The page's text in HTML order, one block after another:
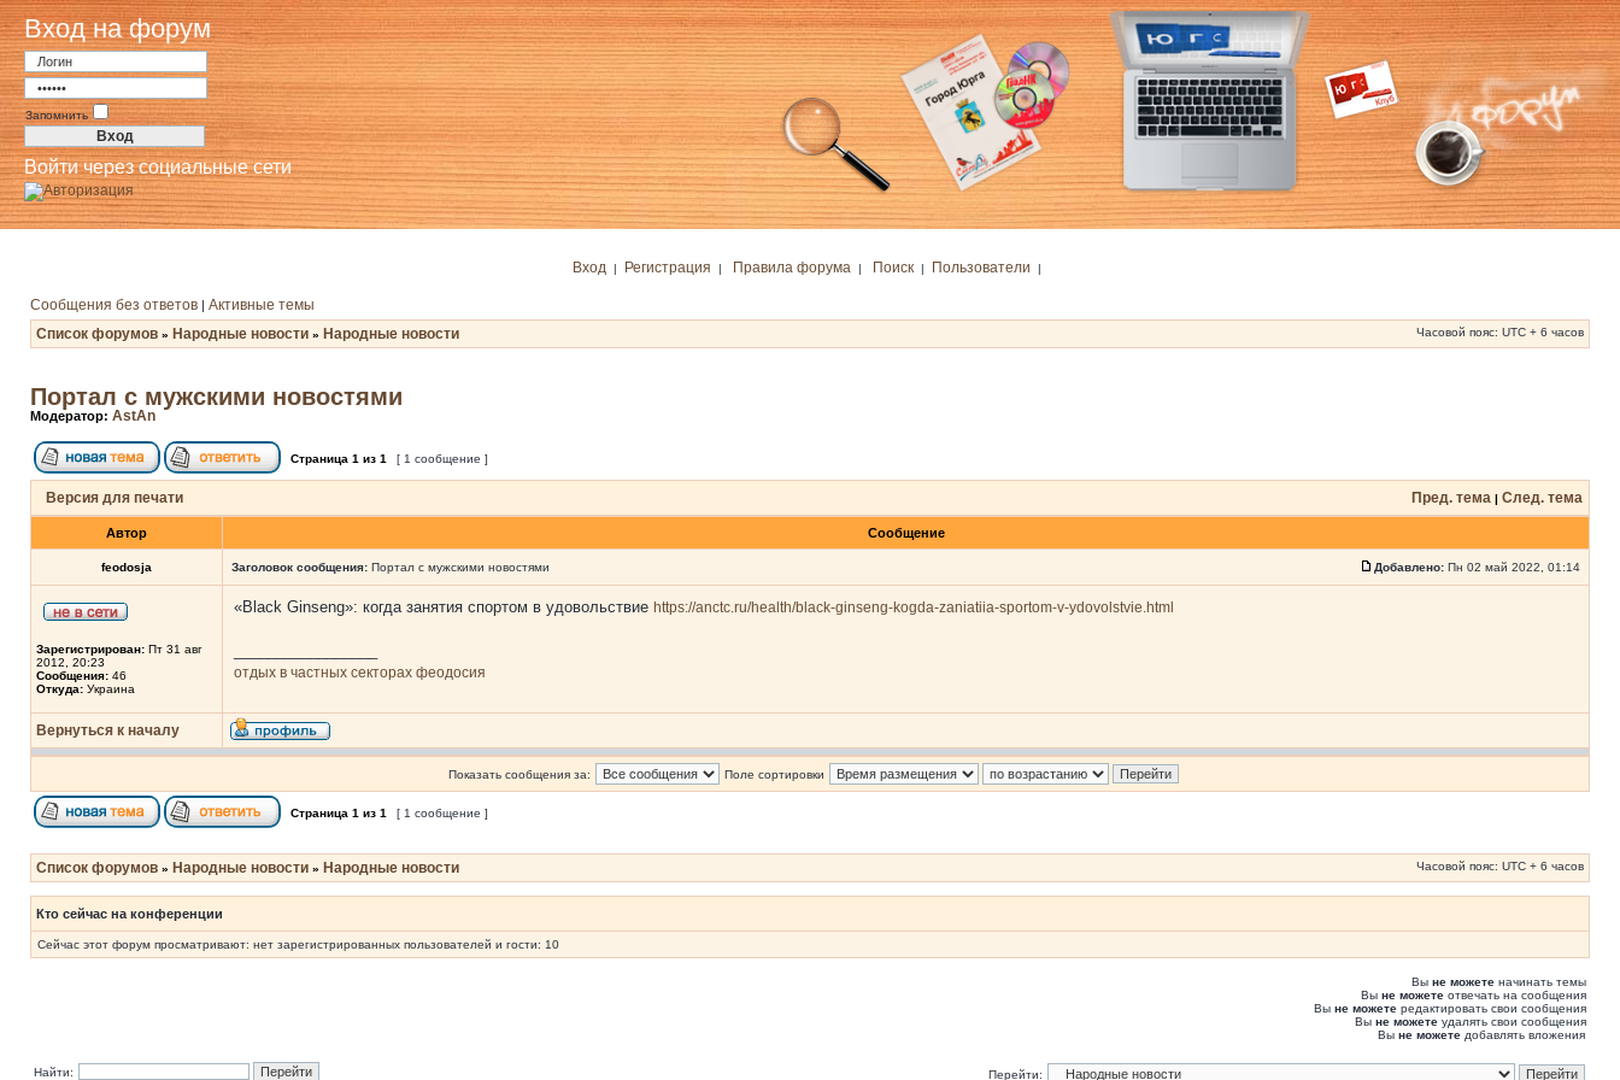
Вход на форум
Запомнить
Войти через социальные сети
Вход | Регистрация | Правила форума | Поиск| Пользователи |
Сообщения без ответов | Активные темы
Список форумов » Народные новости » Народные новости Часовой пояс: UTC + 6 часов
Портал с мужскими новостями
Модератор: AstAn
Страница 1 из 1 [ 1 сообщение ]
Версия для печати Пред. тема | След. тема
Автор Сообщение
feodosja Заголовок сообщения: Портал с мужскими новостями Добавлено: Пн 02 май 2022, 01:14
Зарегистрирован: Пт 31 авг
2012, 20:23
Сообщения: 46
Откуда: Украина
«Black Ginseng»: когда занятия спортом в удовольствие https://anctc.ru/health/black-ginseng-kogda-zaniatiia-sportom-v-ydovolstvie.html
отдых в частных секторах феодосия
Вернуться к началу
Показать сообщения за: Поле сортировки
Страница 1 из 1 [ 1 сообщение ]
Список форумов » Народные новости » Народные новости Часовой пояс: UTC + 6 часов
Кто сейчас на конференции
Сейчас этот форум просматривают: нет зарегистрированных пользователей и гости: 10
Вы не можете начинать темы
Вы не можете отвечать на сообщения
Вы не можете редактировать свои сообщения
Вы не можете удалять свои сообщения
Вы не можете добавлять вложения
Найти: Перейти: